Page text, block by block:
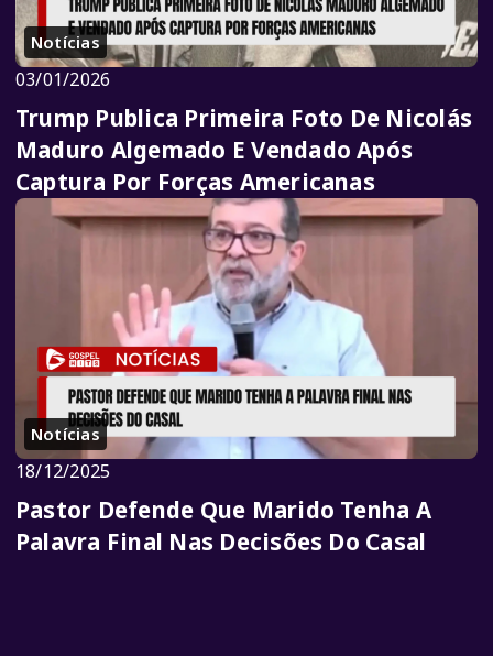
Notícias
03/01/2026
Trump Publica Primeira Foto De Nicolás
Maduro Algemado E Vendado Após
Captura Por Forças Americanas
Notícias
18/12/2025
Pastor Defende Que Marido Tenha A
Palavra Final Nas Decisões Do Casal